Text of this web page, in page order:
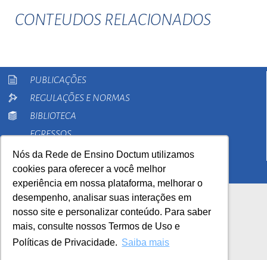
Nós da Rede de Ensino Doctum utilizamos
cookies para oferecer a você melhor
experiência em nossa plataforma, melhorar o
desempenho, analisar suas interações em
nosso site e personalizar conteúdo. Para saber
mais, consulte nossos Termos de Uso e
Políticas de Privacidade. Saiba mais
CONTEUDOS RELACIONADOS
PUBLICAÇÕES
REGULAÇÕES E NORMAS
BIBLIOTECA
EGRESSOS
PESQUISA
EXTENSÃO
AutoAvaliação Institucional